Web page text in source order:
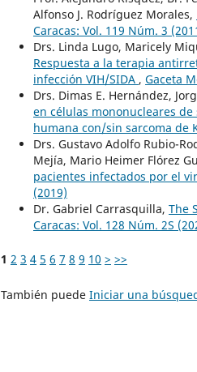
Alfonso J. Rodríguez Morales,
Caracas: Vol. 119 Núm. 3
Drs. Linda Lugo, Maricely
Respuesta a la terapia
infección VIH/SIDA , Gaceta
Drs. Dimas E. Hernández,
en células mononucleares
humana con/sin sarcoma de
Drs. Gustavo Adolfo Rubio-
Mejía, Mario Heimer Flórez
pacientes infectados por el
(2019)
Dr. Gabriel Carrasquilla, The
Caracas: Vol. 128 Núm. 2S
1 2 3 4 5 6 7 8 9 10 > >>
También puede Iniciar una